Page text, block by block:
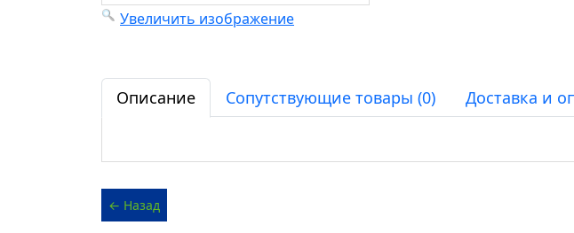
Увеличить изображение
Описание Сопутствующие товары (0) Доставка и